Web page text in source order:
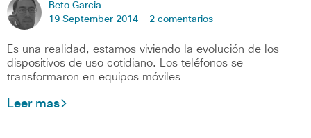
Beto Garcia
19 September 2014 - 2 comentarios
Es una realidad, estamos viviendo la evolución de los
dispositivos de uso cotidiano. Los teléfonos se
transformaron en equipos móviles
Leer mas